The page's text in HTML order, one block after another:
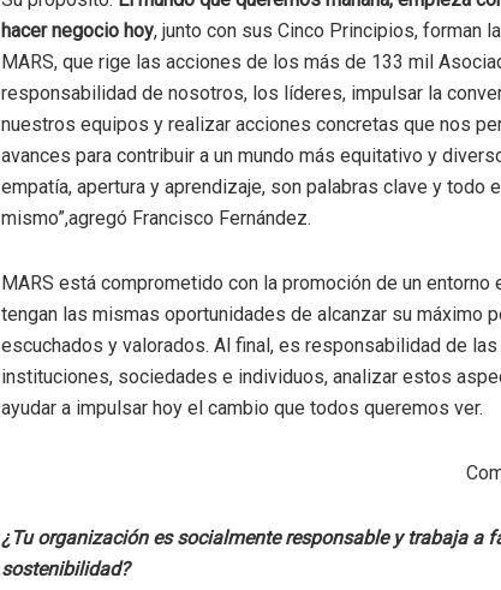
hacer negocio hoy, junto con sus Cinco Principios, forman
MARS, que rige las acciones de los más de 133 mil
responsabilidad de nosotros, los líderes, impulsar la
nuestros equipos y realizar acciones concretas que nos
avances para contribuir a un mundo más equitativo y
empatía, apertura y aprendizaje, son palabras clave y todo
mismo”,agregó Francisco Fernández.
MARS está comprometido con la promoción de un entorno
tengan las mismas oportunidades de alcanzar su máximo
escuchados y valorados. Al final, es responsabilidad de
instituciones, sociedades e individuos, analizar estos
ayudar a impulsar hoy el cambio que todos queremos ver.
¿Tu organización es socialmente responsable y trabaja a
sostenibilidad?